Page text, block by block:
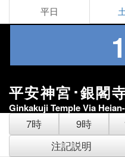
平日
平安神宮･銀閣
Ginkakuji Temple Via
7時 9時
注記説明